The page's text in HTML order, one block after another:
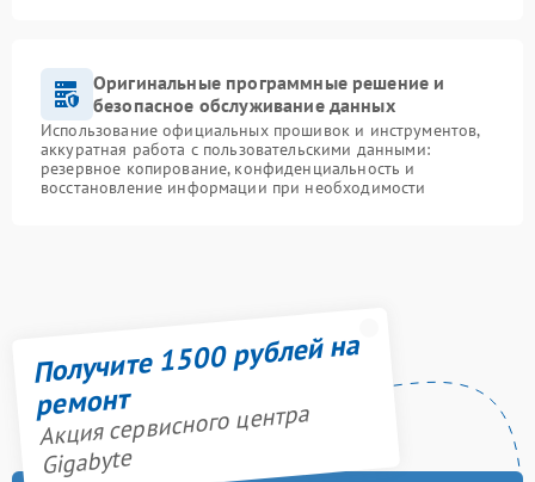
Оригинальные программные решение и
безопасное обслуживание данных
Использование официальных прошивок и инструментов,
аккуратная работа с пользовательскими данными:
резервное копирование, конфиденциальность и
восстановление информации при необходимости
Получите 1500 рублей на
ремонт
Акция сервисного центра
Gigabyte